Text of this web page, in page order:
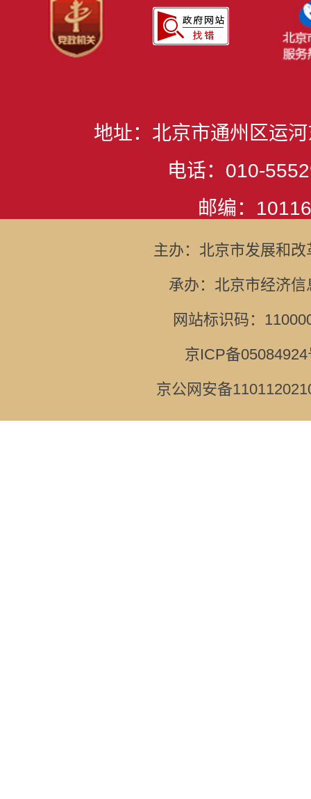
地址：北京市通州区运
电话：010-
邮编：
主办：北京市发展和改
承办：北京市经济信
网站标识码：
京ICP备
京公网安备